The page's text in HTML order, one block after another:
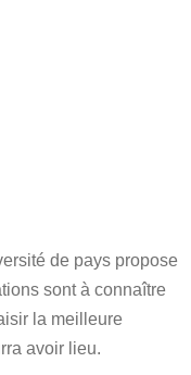
de pays propose
sont à connaître
la meilleure
avoir lieu.